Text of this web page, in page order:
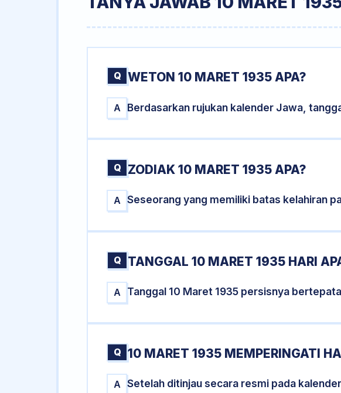
Q WETON 10 MARET 1935 APA?
A Berdasarkan rujukan kalender Jawa,
Q ZODIAK 10 MARET 1935 APA?
A Seseorang yang memiliki batas kelahiran
Q TANGGAL 10 MARET 1935 HARI
A Tanggal 10 Maret 1935 persisnya
Q 10 MARET 1935 MEMPERINGATI
A
Setelah ditinjau secara resmi pada